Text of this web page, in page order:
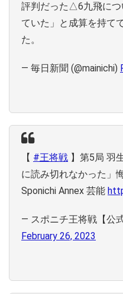
評判だった△6九飛につ
ていた」と成算を持て
た。
— 毎日新聞 (@mainichi)
【 #王将戦 】第5局 羽
に読み切れなかった」
Sponichi Annex 芸能
— スポニチ王将戦【公
February 26, 2023